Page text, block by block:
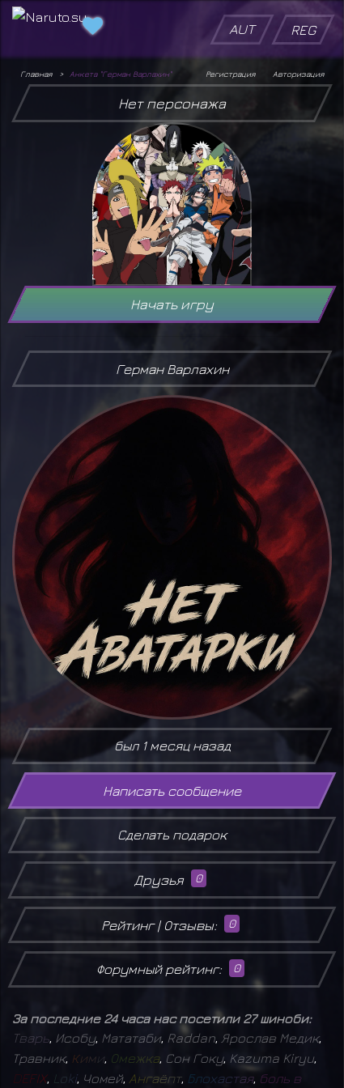
AUT REG
Главная Анкета "Герман Варлахин" Авторизация
Регистрация
Нет персонажа
Начать игру
Герман Варлахин
был 1 месяц назад
Написать сообщение
Сделать подарок
Друзья 0
Рейтинг | Отзывы: 0
Форумный рейтинг: 0
За последние 24 часа нас посетили 27 шиноби:
Тварь Исобу, Мататаби, Raddan Ярослав Медик,
Травник, Кими Омежка, Сон Гоку, Kazuma Kiryu,
DEFIX, L oki, Чомей, Ангаёпт, Блохастая, боль в